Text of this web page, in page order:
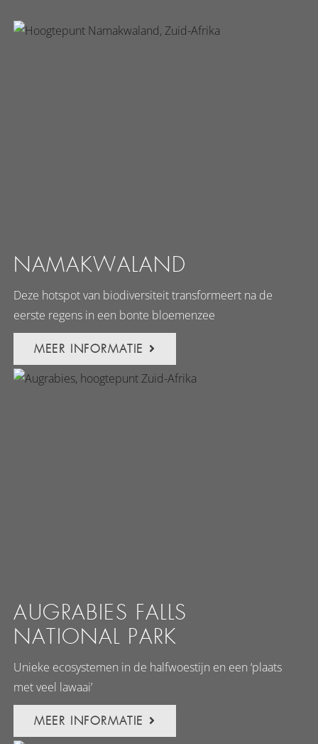
NAMAKWALAND
Deze hotspot van biodiversiteit transformeert na de
eerste regens in een bonte bloemenzee
MEER INFORMATIE
AUGRABIES FALLS
NATIONAL PARK
Unieke ecosystemen in de halfwoestijn en een ‘plaats
met veel lawaai’
MEER INFORMATIE